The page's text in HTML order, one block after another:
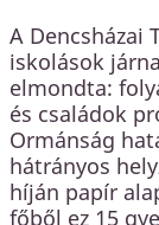
A Dencsházai
iskolások
elmondta:
és családok
Ormánság
hátrányos
híján papír
főből ez 15